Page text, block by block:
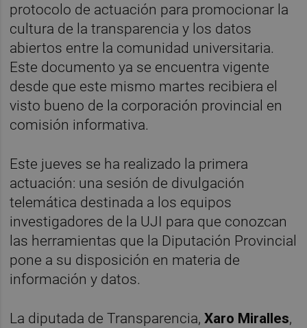
protocolo de actuación para promocionar la
cultura de la transparencia y los datos
abiertos entre la comunidad universitaria.
Este documento ya se encuentra vigente
desde que este mismo martes recibiera el
visto bueno de la corporación provincial en
comisión informativa.
Este jueves se ha realizado la primera
actuación: una sesión de divulgación
telemática destinada a los equipos
investigadores de la UJI para que conozcan
las herramientas que la Diputación Provincial
pone a su disposición en materia de
información y datos.
La diputada de Transparencia,Xaro Miralles,